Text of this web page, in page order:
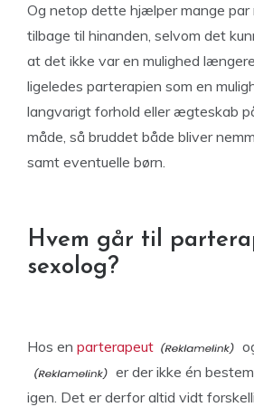
Og netop dette hjælper mange par
tilbage til hinanden, selvom det
at det ikke var en mulighed
ligeledes parterapien som en
langvarigt forhold eller ægteskab
måde, så bruddet både bliver
samt eventuelle børn.
Hvem går til
sexolog?
Hos en parterapeut
er der ikke én
igen. Det er derfor altid vidt